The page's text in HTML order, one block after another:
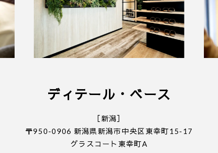
ディテール・ベース
［新潟］
〒950-0906 新潟県新潟市中央区東幸町15-17
グラスコート東幸町A